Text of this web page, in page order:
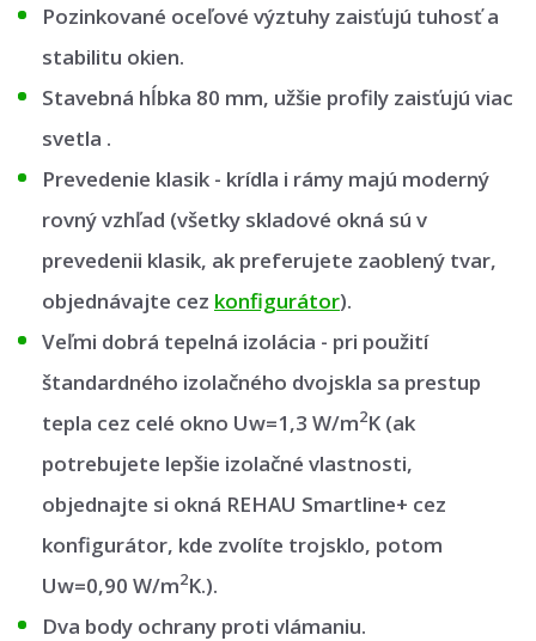
Pozinkované oceľové výztuhy zaisťujú tuhosť a
stabilitu okien.
Stavebná hĺbka 80 mm, užšie profily zaisťujú viac
svetla .
Prevedenie klasik - krídla i rámy majú moderný
rovný vzhľad (všetky skladové okná sú v
prevedenii klasik, ak preferujete zaoblený tvar,
objednávajte cez konfigurátor).
Veľmi dobrá tepelná izolácia - pri použití
štandardného izolačného dvojskla sa prestup
tepla cez celé okno Uw=1,3 W/m2K (ak
potrebujete lepšie izolačné vlastnosti,
objednajte si okná REHAU Smartline+ cez
konfigurátor, kde zvolíte trojsklo, potom
Uw=0,90 W/m2K.).
Dva body ochrany proti vlámaniu.